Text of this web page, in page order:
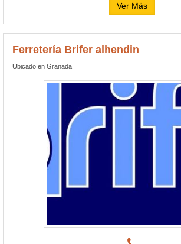
Ver Más
Ferretería Brifer alhendin
Ubicado en Granada